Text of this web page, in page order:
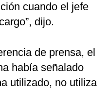
cuando el jefe
dijo.
de prensa, el
había señalado
utilizado, no utiliza